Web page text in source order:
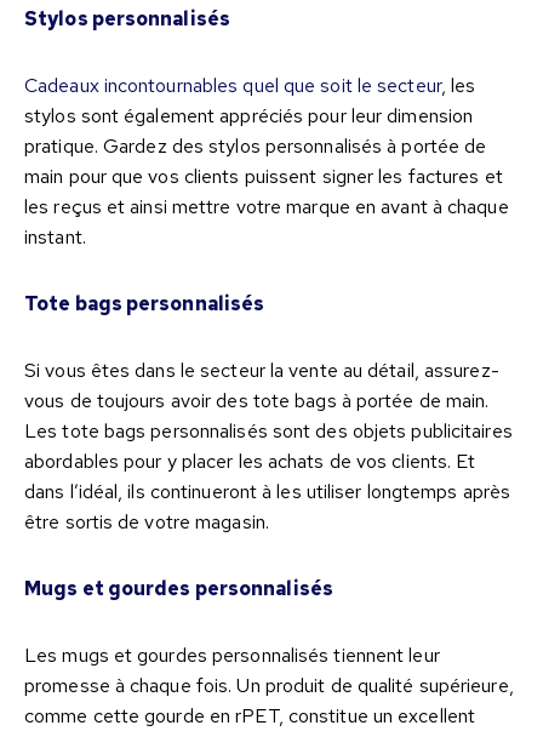
Stylos personnalisés
Cadeaux incontournables quel que soit le secteur, les
stylos sont également appréciés pour leur dimension
pratique. Gardez des stylos personnalisés à portée de
main pour que vos clients puissent signer les factures et
les reçus et ainsi mettre votre marque en avant à chaque
instant.
Tote bags personnalisés
Si vous êtes dans le secteur la vente au détail, assurez-
vous de toujours avoir des tote bags à portée de main.
Les tote bags personnalisés sont des objets publicitaires
abordables pour y placer les achats de vos clients. Et
dans l’idéal, ils continueront à les utiliser longtemps après
être sortis de votre magasin.
Mugs et gourdes personnalisés
Les mugs et gourdes personnalisés tiennent leur
promesse à chaque fois. Un produit de qualité supérieure,
comme cette gourde en rPET, constitue un excellent